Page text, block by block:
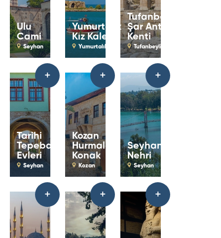
Ulu
Cami
Seyhan
Yumurtalık
Kız Kalesi
Yumurtalık
Tufanbeyli
Şar Antik
Kenti
Tufanbeyli
+
Tarihi
Tepebağ
Evleri
Seyhan
+
Kozan
Hurmalı
Konak
Kozan
+
Seyhan
Nehri
Seyhan
+ + +